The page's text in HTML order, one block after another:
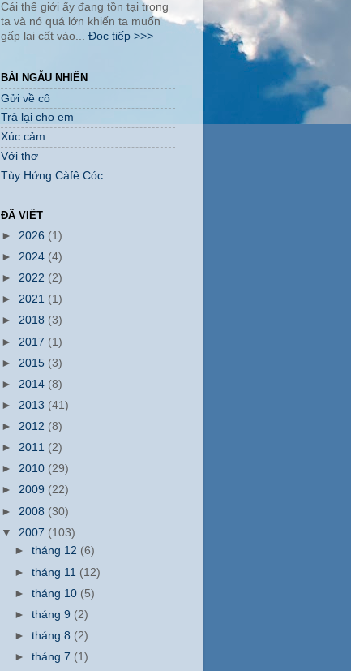
Cái thế giới ấy đang tồn tại trong
ta và nó quá lớn khiến ta muốn
gấp lại cất vào... Đọc tiếp >>>
BÀI NGẪU NHIÊN
Gửi về cô
Trả lại cho em
Xúc cảm
Với thơ
Tùy Hứng Càfê Cóc
ĐÃ VIẾT
► 2026 (1)
► 2024 (4)
► 2022 (2)
► 2021 (1)
► 2018 (3)
► 2017 (1)
► 2015 (3)
► 2014 (8)
► 2013 (41)
► 2012 (8)
► 2011 (2)
► 2010 (29)
► 2009 (22)
► 2008 (30)
▼ 2007 (103)
►tháng 12 (6)
►tháng 11 (12)
►tháng 10 (5)
►tháng 9 (2)
►tháng 8 (2)
►tháng 7 (1)